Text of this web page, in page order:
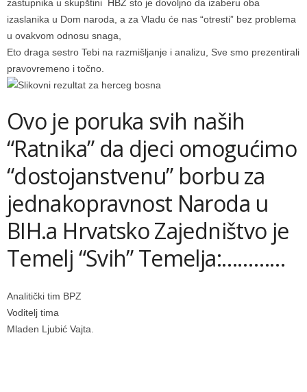
zastupnika u skupštini HBŽ sto je dovoljno da izaberu oba
izaslanika u Dom naroda, a za Vladu će nas “otresti” bez problema
u ovakvom odnosu snaga,
Eto draga sestro Tebi na razmišljanje i analizu, Sve smo prezentirali
pravovremeno i točno.
Ovo je poruka svih naših
“Ratnika” da djeci omogućimo
“dostojanstvenu” borbu za
jednakopravnost Naroda u
BIH.a Hrvatsko Zajedništvo je
Temelj “Svih” Temelja:…………
Analitički tim BPZ
Voditelj tima
Mladen Ljubić Vajta.